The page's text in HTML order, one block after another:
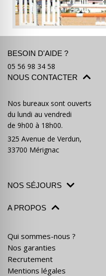
BESOIN D'AIDE ?
05 56 98 34 58
NOUS CONTACTER
Nos bureaux sont ouverts
du lundi au vendredi
de 9h00 à 18h00.
325 Avenue de Verdun,
33700 Mérignac
NOS SÉJOURS
A PROPOS
Qui sommes-nous ?
Nos garanties
Recrutement
Mentions légales